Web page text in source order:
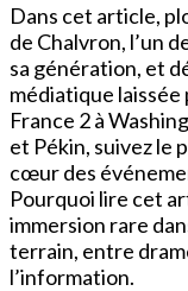
Dans cet article,
de Chalvron, l’un
sa génération, et
médiatique laissée
France 2 à
et Pékin, suivez le
cœur des
Pourquoi lire cet
immersion rare
terrain, entre
l’information.